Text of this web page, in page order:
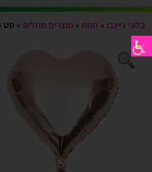
בלוני ריינבו » חנות » מוצרים מוזלים » סט 4 יח’ בלון מיילר לב/כוכב בצבע רוז גולד